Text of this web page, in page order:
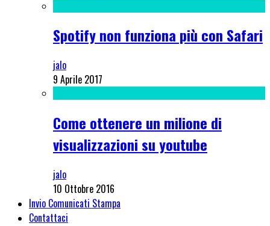
Spotify non funziona più con Safari
jalo
9 Aprile 2017
Come ottenere un milione di
visualizzazioni su youtube
jalo
10 Ottobre 2016
Invio Comunicati Stampa
Contattaci